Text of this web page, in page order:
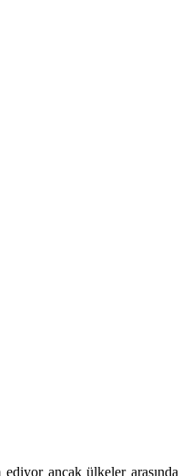
ediyor ancak ülkeler arasında